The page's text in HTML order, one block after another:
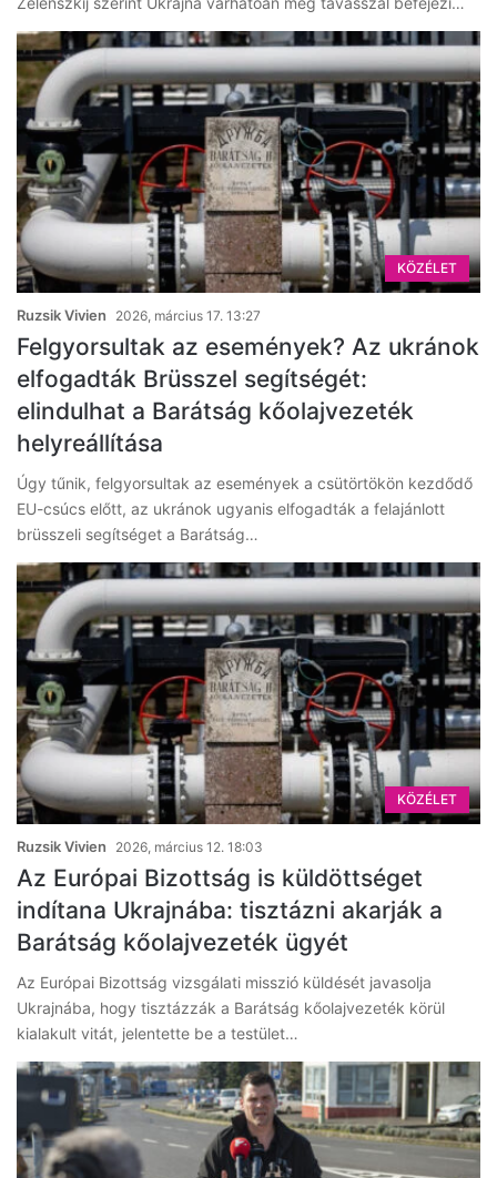
KÖZÉLET
Ruzsik Vivien 2026, március 17. 13:27
Felgyorsultak az események? Az ukránok
elfogadták Brüsszel segítségét:
elindulhat a Barátság kőolajvezeték
helyreállítása
Úgy tűnik, felgyorsultak az események a csütörtökön kezdődő
EU-csúcs előtt, az ukránok ugyanis elfogadták a felajánlott
brüsszeli segítséget a Barátság…
KÖZÉLET
Ruzsik Vivien 2026, március 12. 18:03
Az Európai Bizottság is küldöttséget
indítana Ukrajnába: tisztázni akarják a
Barátság kőolajvezeték ügyét
Az Európai Bizottság vizsgálati misszió küldését javasolja
Ukrajnába, hogy tisztázzák a Barátság kőolajvezeték körül
kialakult vitát, jelentette be a testület…